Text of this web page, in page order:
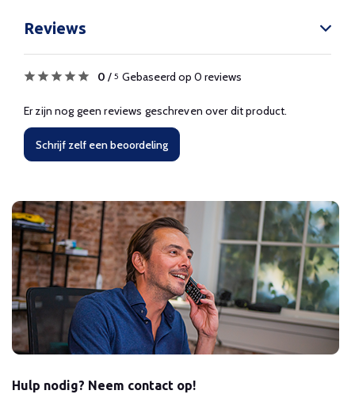
Reviews
0 / 5 Gebaseerd op 0 reviews
Er zijn nog geen reviews geschreven over dit product.
Schrijf zelf een beoordeling
Hulp nodig? Neem contact op!